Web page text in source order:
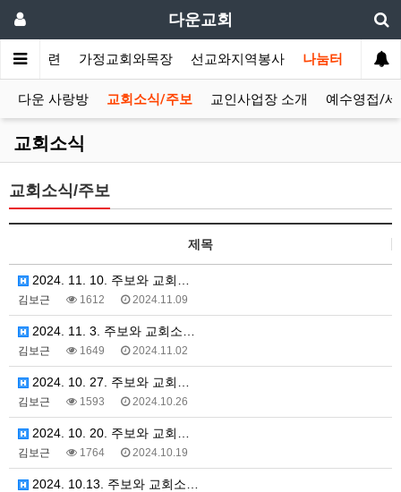
다운교회
씀과훈련 가정교회와목장 선교와지역봉사 나눔터
다운 사랑방 교회소식/주보 교인사업장 소개 예수영접/
교회소식
교회소식/주보
제목
2024. 11. 10. 주보와 교회…
김보근 1612 2024.11.09
2024. 11. 3. 주보와 교회소…
김보근 1649 2024.11.02
2024. 10. 27. 주보와 교회…
김보근 1593 2024.10.26
2024. 10. 20. 주보와 교회…
김보근 1764 2024.10.19
2024. 10.13. 주보와 교회소…